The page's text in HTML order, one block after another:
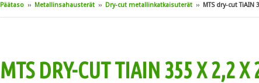
Päätaso ›› Metallinsahausterät ›› Dry-cut metallinkatkaisuterät ›› MTS dry-cut TiAIN
MTS DRY-CUT TIAIN 355 X 2,2